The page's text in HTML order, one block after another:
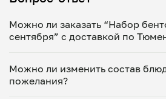
Можно ли заказать “Набор
сентября” с доставкой по
Укажите удобное время — и
домашнее блюдо в большой
Можно ли изменить состав
пожелания?